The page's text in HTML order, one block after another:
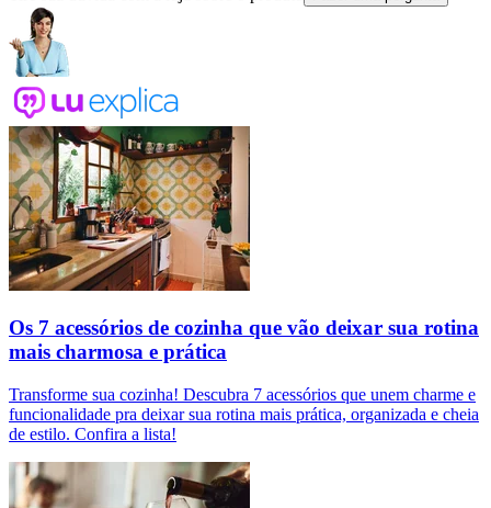
Os 7 acessórios de cozinha que vão deixar sua rotina
mais charmosa e prática
Transforme sua cozinha! Descubra 7 acessórios que unem charme e
funcionalidade pra deixar sua rotina mais prática, organizada e cheia
de estilo. Confira a lista!